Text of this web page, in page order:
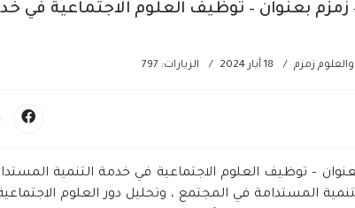
زمزم بعنوان – توظيف العلوم الاجتماعية في
زمزم 18 أيار 2024 الزيارات: 797
– توظيف العلوم الاجتماعية في خدمة التنمية
المستدامة في المجتمع ، وتحليل دور العلوم